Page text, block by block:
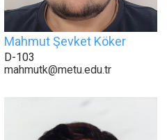
Mahmut Şevket Köker
D-103
mahmutk@metu.edu.tr